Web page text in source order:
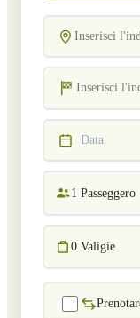
Data
1 Passeggero
0 Valigie